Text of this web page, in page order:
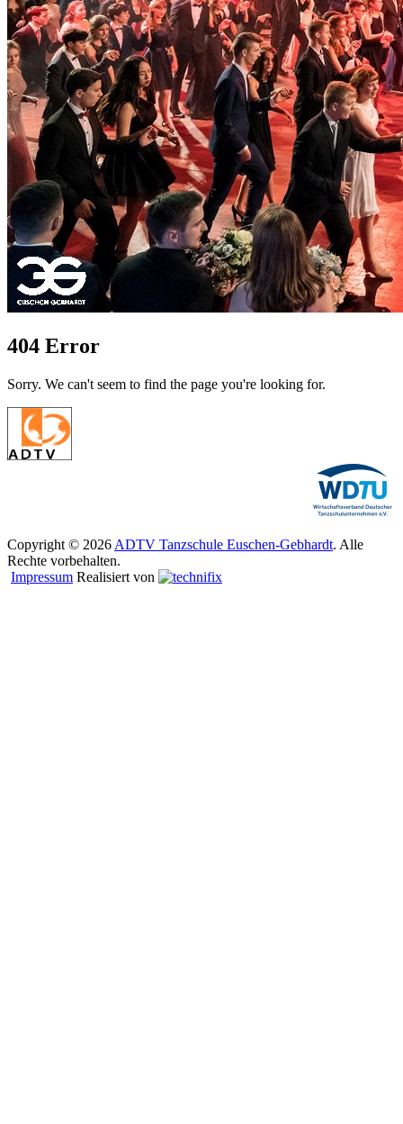
404 Error
Sorry. We can't seem to find the page you're looking for.
Copyright © 2026 ADTV Tanzschule Euschen-Gebhardt. Alle
Rechte vorbehalten.
Impressum Realisiert von